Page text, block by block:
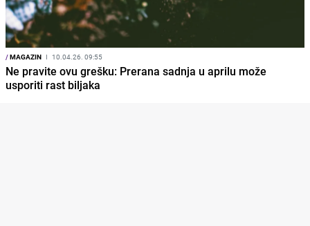
/MAGAZIN I 10.04.26. 09:55
Ne pravite ovu grešku: Prerana sadnja u aprilu može
usporiti rast biljaka